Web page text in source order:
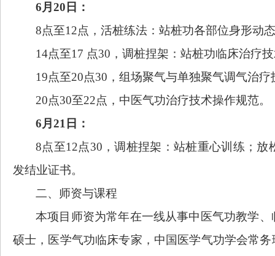
6月20日：
8点至12点，活桩练法：站桩功各部位身形动
14点至17 点30，调桩捏架：站桩功临床治疗
19点至20点30，组场聚气与单独聚气调气治疗
20点30至22点，中医气功治疗技术操作规范。
6月21日：
8点至12点30，调桩捏架：站桩重心训练；
发结业证书。
二、师资与课程
本项目师资为常年在一线从事中医气功教学
硕士，医学气功临床专家，中国医学气功学会常